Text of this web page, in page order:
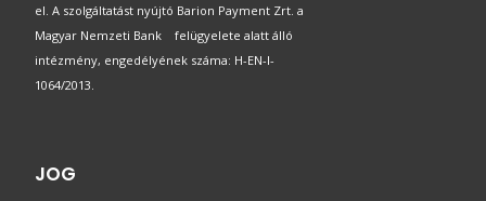
el. A szolgáltatást nyújtó Barion Payment Zrt. a
Magyar Nemzeti Bank felügyelete alatt álló
intézmény, engedélyének száma: H-EN-I-
1064/2013.
JOG